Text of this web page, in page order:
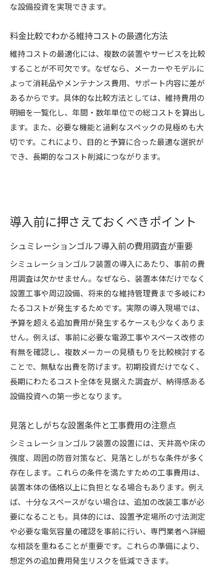
な設備投資を実現できます。
料金比較でわかる維持コストの最適化方法
維持コストの最適化には、複数の装置やサービスを比較
することが不可欠です。なぜなら、メーカーやモデルに
よって消耗品やメンテナンス費用、サポート内容に差が
あるからです。具体的な比較方法としては、維持費用の
明細を一覧化し、年間・数年単位での総コストを算出し
ます。また、必要な機能と過剰なスペックの見極めも大
切です。これにより、目的と予算に合った最適な選択が
でき、長期的なコスト削減につながります。
導入前に押さえておくべきポイント
シュミレーションゴルフ導入前の費用調査が重要
シミュレーションゴルフ装置の導入にあたり、事前の費
用調査は欠かせません。なぜなら、装置本体だけでなく
設置工事や周辺設備、将来的な維持管理費まで多岐にわ
たるコストが発生するためです。実際の導入現場では、
予算を超える追加費用が発生するケースも少なくありま
せん。例えば、事前に必要な電源工事やスペース改修の
有無を確認し、複数メーカーの見積もりを比較検討する
ことで、無駄な出費を防げます。初期投資だけでなく、
長期にわたるコスト全体を見据えた調査が、納得感ある
設備投資への第一歩となります。
見落としがちな設置条件と工事費用の注意点
シミュレーションゴルフ装置の設置には、天井高や床の
強度、周囲の防音対策など、見落としがちな条件が多く
存在します。これらの条件を満たすための工事費用は、
装置本体の価格以上に負担となる場合もあります。例え
ば、十分なスペースがない場合は、追加の改装工事が必
要になることも。具体的には、設置予定場所の寸法測定
や必要な電気容量の確認を事前に行い、専門業者へ詳細
な相談を重ねることが重要です。これらの準備により、
想定外の追加費用発生リスクを低減できます。